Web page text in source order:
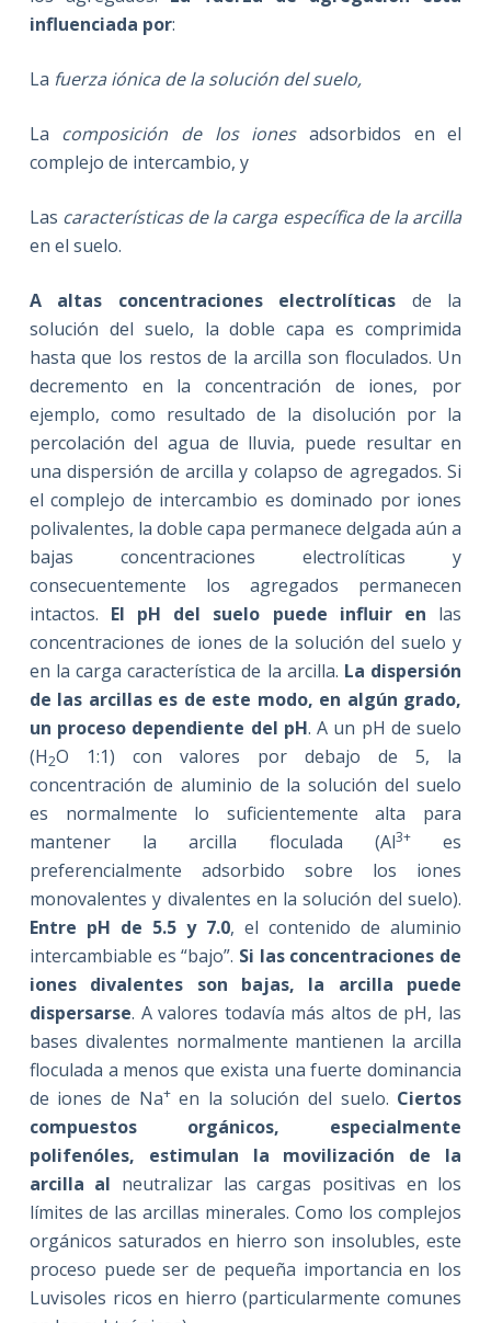
influenciada por:
La fuerza iónica de la solución del suelo,
La composición de los iones adsorbidos en el
complejo de intercambio, y
Las características de la carga específica de la arcilla
en el suelo.
A altas concentraciones electrolíticas de la
solución del suelo, la doble capa es comprimida
hasta que los restos de la arcilla son floculados. Un
decremento en la concentración de iones, por
ejemplo, como resultado de la disolución por la
percolación del agua de lluvia, puede resultar en
una dispersión de arcilla y colapso de agregados. Si
el complejo de intercambio es dominado por iones
polivalentes, la doble capa permanece delgada aún a
bajas concentraciones electrolíticas y
consecuentemente los agregados permanecen
intactos. El pH del suelo puede influir en las
concentraciones de iones de la solución del suelo y
en la carga característica de la arcilla. La dispersión
de las arcillas es de este modo, en algún grado,
un proceso dependiente del pH. A un pH de suelo
(H2O 1:1) con valores por debajo de 5, la
concentración de aluminio de la solución del suelo
es normalmente lo suficientemente alta para
mantener la arcilla floculada (Al3+es
preferencialmente adsorbido sobre los iones
monovalentes y divalentes en la solución del suelo).
Entre pH de 5.5 y 7.0, el contenido de aluminio
intercambiable es “bajo”. Si las concentraciones de
iones divalentes son bajas, la arcilla puede
dispersarse. A valores todavía más altos de pH, las
bases divalentes normalmente mantienen la arcilla
floculada a menos que exista una fuerte dominancia
de iones de Na+en la solución del suelo. Ciertos
compuestos orgánicos, especialmente
polifenóles, estimulan la movilización de la
arcilla al neutralizar las cargas positivas en los
límites de las arcillas minerales. Como los complejos
orgánicos saturados en hierro son insolubles, este
proceso puede ser de pequeña importancia en los
Luvisoles ricos en hierro (particularmente comunes